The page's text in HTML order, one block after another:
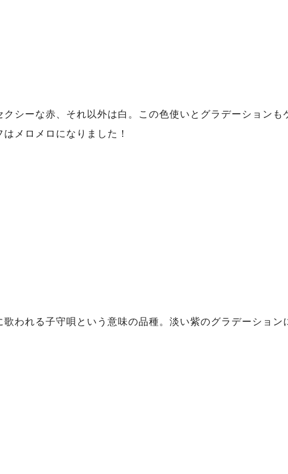
クシーな赤、それ以外は白。この色使いとグラデーションも
メロメロになりました！
われる子守唄という意味の品種。淡い紫のグラデーション